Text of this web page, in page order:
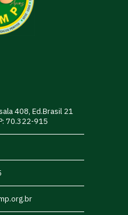
408, Ed.Brasil 21
70.322-915